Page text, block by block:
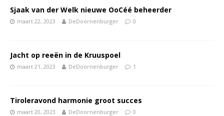
Sjaak van der Welk nieuwe OoCéé beheerder
maart 22, 2023 DeDoornenburger 0
Jacht op reeën in de Kruuspoel
maart 21, 2023 DeDoornenburger 1
Tiroleravond harmonie groot succes
maart 20, 2023 DeDoornenburger 0